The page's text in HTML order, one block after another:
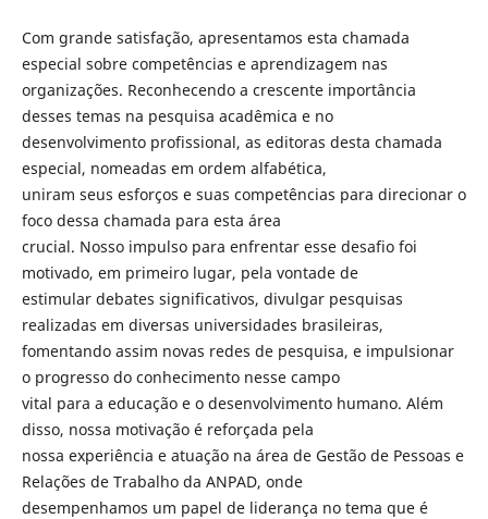
Com grande satisfação, apresentamos esta chamada
especial sobre competências e aprendizagem nas
organizações. Reconhecendo a crescente importância
desses temas na pesquisa acadêmica e no
desenvolvimento profissional, as editoras desta chamada
especial, nomeadas em ordem alfabética,
uniram seus esforços e suas competências para direcionar o
foco dessa chamada para esta área
crucial. Nosso impulso para enfrentar esse desafio foi
motivado, em primeiro lugar, pela vontade de
estimular debates significativos, divulgar pesquisas
realizadas em diversas universidades brasileiras,
fomentando assim novas redes de pesquisa, e impulsionar
o progresso do conhecimento nesse campo
vital para a educação e o desenvolvimento humano. Além
disso, nossa motivação é reforçada pela
nossa experiência e atuação na área de Gestão de Pessoas e
Relações de Trabalho da ANPAD, onde
desempenhamos um papel de liderança no tema que é